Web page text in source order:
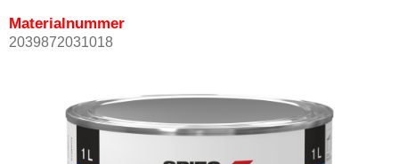
Materialnummer
2039872031018